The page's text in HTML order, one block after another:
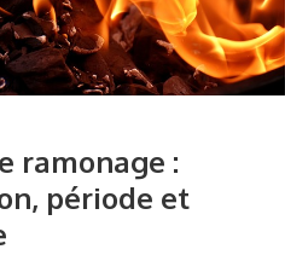
ramonage :
période et